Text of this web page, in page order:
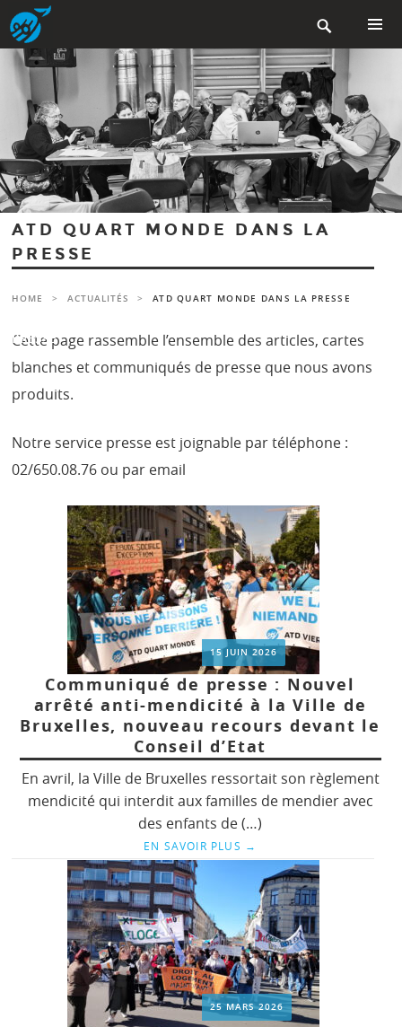
Aller
au
contenu
principal

MENU
ATD QUART MONDE DANS LA
PRESSE
PRESSE"
HOME > ACTUALITÉS > ATD QUART MONDE DANS LA PRESSE
Cette page rassemble l’ensemble des articles, cartes
blanches et communiqués de presse que nous avons
produits.
Notre service presse est joignable par téléphone :
02/650.08.76 ou par email
15 JUIN 2026
Communiqué de presse : Nouvel
arrêté anti-mendicité à la Ville de
Bruxelles, nouveau recours devant le
Conseil d’Etat
En avril, la Ville de Bruxelles ressortait son règlement
mendicité qui interdit aux familles de mendier avec
des enfants de (…)
EN SAVOIR PLUS →
25 MARS 2026